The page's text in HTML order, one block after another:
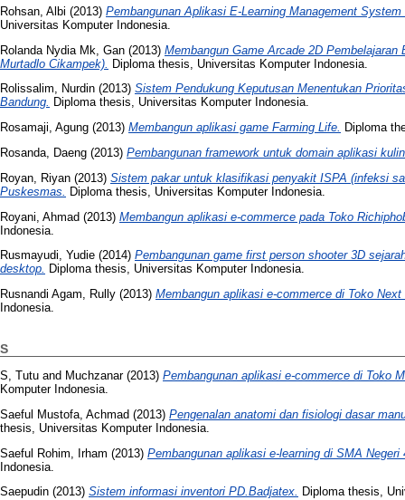
Rohsan, Albi (2013) Pembangunan Aplikasi E-Learning Management
Universitas Komputer Indonesia.
Rolanda Nydia Mk, Gan (2013) Membangun Game Arcade 2D
Murtadlo Cikampek). Diploma thesis, Universitas Komputer Indonesia.
Rolissalim, Nurdin (2013) Sistem Pendukung Keputusan Menentukan
Bandung. Diploma thesis, Universitas Komputer Indonesia.
Rosamaji, Agung (2013) Membangun aplikasi game Farming Life. Diploma
Rosanda, Daeng (2013) Pembangunan framework untuk domain aplikasi
Royan, Riyan (2013) Sistem pakar untuk klasifikasi penyakit ISPA (infeksi
Puskesmas.
Diploma thesis, Universitas Komputer Indonesia.
Royani, Ahmad (2013) Membangun aplikasi e-commerce pada Toko
Indonesia.
Rusmayudi, Yudie (2014) Pembangunan game first person shooter 3D
desktop. Diploma thesis, Universitas Komputer Indonesia.
Rusnandi Agam, Rully (2013) Membangun aplikasi e-commerce di Toko Next
Indonesia.
S
S, Tutu and Muchzanar(2013) Pembangunan aplikasi e-commerce di Toko
Komputer Indonesia.
Saeful Mustofa, Achmad (2013) Pengenalan anatomi dan fisiologi dasar
thesis, Universitas Komputer Indonesia.
Saeful Rohim, Irham (2013) Pembangunan aplikasi e-learning di SMA Negeri
Indonesia.
Saepudin (2013) Sistem informasi inventori PD.Badjatex. Diploma thesis,